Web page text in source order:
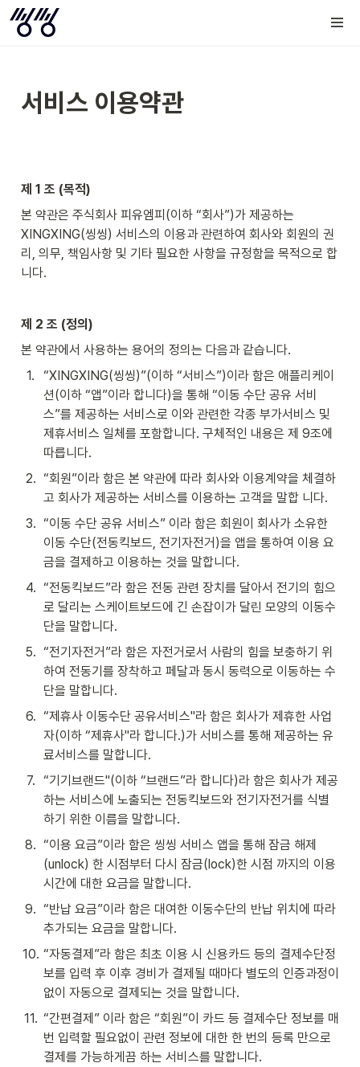
서비스 이용약관
제 1 조 (목적)
본 약관은 주식회사 피유엠피(이하 “회사”)가 제공하는
XINGXING(씽씽) 서비스의 이용과 관련하여 회사와 회원의 권
리, 의무, 책임사항 및 기타 필요한 사항을 규정함을 목적으로 합
니다.
제 2 조 (정의)
본 약관에서 사용하는 용어의 정의는 다음과 같습니다.
1.
“XINGXING(씽씽)”(이하 “서비스”)이라 함은 애플리케이
션(이하 “앱”이라 합니다)을 통해 “이동 수단 공유 서비
스”를 제공하는 서비스로 이와 관련한 각종 부가서비스 및
제휴서비스 일체를 포함합니다. 구체적인 내용은 제 9조에
따릅니다.
2. “회원”이라 함은 본 약관에 따라 회사와 이용계약을 체결하
고 회사가 제공하는 서비스를 이용하는 고객을 말합 니다.
3. “이동 수단 공유 서비스” 이라 함은 회원이 회사가 소유한
이동 수단(전동킥보드, 전기자전거)을 앱을 통하여 이용 요
금을 결제하고 이용하는 것을 말합니다.
4. “전동킥보드”라 함은 전동 관련 장치를 달아서 전기의 힘으
로 달리는 스케이트보드에 긴 손잡이가 달린 모양의 이동수
단을 말합니다.
5. “전기자전거”라 함은 자전거로서 사람의 힘을 보충하기 위
하여 전동기를 장착하고 페달과 동시 동력으로 이동하는 수
단을 말합니다.
6. “제휴사 이동수단 공유서비스"라 함은 회사가 제휴한 사업
자(이하 “제휴사"라 합니다.)가 서비스를 통해 제공하는 유
료서비스를 말합니다.
7. “기기브랜드"(이하 “브랜드”라 합니다)라 함은 회사가 제공
하는 서비스에 노출되는 전동킥보드와 전기자전거를 식별
하기 위한 이름을 말합니다.
8. “이용 요금”이라 함은 씽씽 서비스 앱을 통해 잠금 해제
(unlock) 한 시점부터 다시 잠금(lock)한 시점 까지의 이용
시간에 대한 요금을 말합니다.
9. “반납 요금”이라 함은 대여한 이동수단의 반납 위치에 따라
추가되는 요금을 말합니다.
10. “자동결제”라 함은 최초 이용 시 신용카드 등의 결제수단정
보를 입력 후 이후 경비가 결제될 때마다 별도의 인증과정이
없이 자동으로 결제되는 것을 말합니다.
11. “간편결제” 이라 함은 “회원”이 카드 등 결제수단 정보를 매
번 입력할 필요없이 관련 정보에 대한 한 번의 등록 만으로
결제를 가능하게끔 하는 서비스를 말합니다.